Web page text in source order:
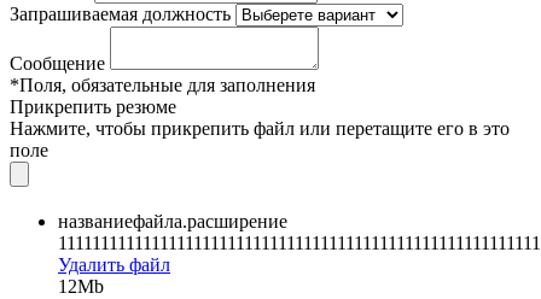
Запрашиваемая должность
Сообщение
*Поля, обязательные для заполнения
Прикрепить резюме
Нажмите, чтобы прикрепить файл или перетащите его в это
поле
названиефайла.расширение
111111111111111111111111111111111111111111111111111111111
Удалить файл
12Mb